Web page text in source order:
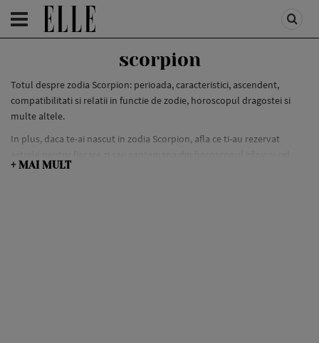
HOMEPAGE /ASTROLOGIE
scorpion
Totul despre zodia Scorpion: perioada, caracteristici, ascendent,
compatibilitati si relatii in functie de zodie, horoscopul dragostei si
multe altele.
In plus, daca te-ai nascut in zodia Scorpion, afla ce ti-au rezervat
saptamanal. Afla de la astrologi cum ne influenteaza planetele si ce
+ MAI MULT